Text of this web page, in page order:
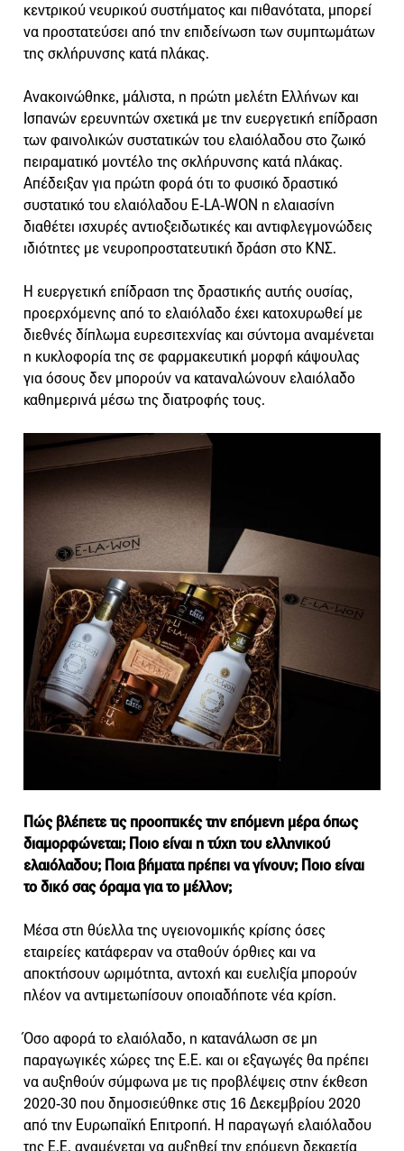
κεντρικού νευρικού συστήματος και πιθανότατα, μπορεί
να προστατεύσει από την επιδείνωση των συμπτωμάτων
της σκλήρυνσης κατά πλάκας.
Ανακοινώθηκε, μάλιστα, η πρώτη μελέτη Ελλήνων και
Ισπανών ερευνητών σχετικά με την ευεργετική επίδραση
των φαινολικών συστατικών του ελαιόλαδου στο ζωικό
πειραματικό μοντέλο της σκλήρυνσης κατά πλάκας.
Απέδειξαν για πρώτη φορά ότι το φυσικό δραστικό
συστατικό του ελαιόλαδου E-LA-WON η ελαιασίνη
διαθέτει ισχυρές αντιοξειδωτικές και αντιφλεγμονώδεις
ιδιότητες με νευροπροστατευτική δράση στο ΚΝΣ.
Η ευεργετική επίδραση της δραστικής αυτής ουσίας,
προερχόμενης από το ελαιόλαδο έχει κατοχυρωθεί με
διεθνές δίπλωμα ευρεσιτεχνίας και σύντομα αναμένεται
η κυκλοφορία της σε φαρμακευτική μορφή κάψουλας
για όσους δεν μπορούν να καταναλώνουν ελαιόλαδο
καθημερινά μέσω της διατροφής τους.
Πώς βλέπετε τις προοπτικές την επόμενη μέρα όπως
διαμορφώνεται; Ποιο είναι η τύχη του ελληνικού
ελαιόλαδου; Ποια βήματα πρέπει να γίνουν; Ποιο είναι
το δικό σας όραμα για το μέλλον;
Μέσα στη θύελλα της υγειονομικής κρίσης όσες
εταιρείες κατάφεραν να σταθούν όρθιες και να
αποκτήσουν ωριμότητα, αντοχή και ευελιξία μπορούν
πλέον να αντιμετωπίσουν οποιαδήποτε νέα κρίση.
Όσο αφορά το ελαιόλαδο, η κατανάλωση σε μη
παραγωγικές χώρες της Ε.Ε. και οι εξαγωγές θα πρέπει
να αυξηθούν σύμφωνα με τις προβλέψεις στην έκθεση
2020-30 που δημοσιεύθηκε στις 16 Δεκεμβρίου 2020
από την Ευρωπαϊκή Επιτροπή. Η παραγωγή ελαιόλαδου
της Ε.Ε. αναμένεται να αυξηθεί την επόμενη δεκαετία